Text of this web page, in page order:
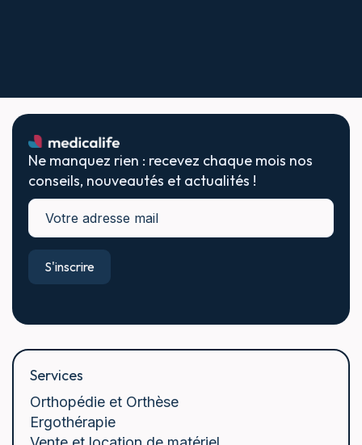
Ne manquez rien : recevez chaque mois nos
conseils, nouveautés et actualités !
Services
Orthopédie et Orthèse
Ergothérapie